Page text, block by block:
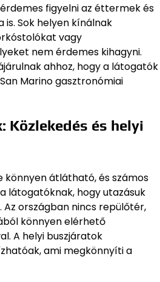
figyelni az éttermek és
is. Sok helyen kínálnak
vagy
nem érdemes kihagyni.
ahhoz, hogy a látogatók
Marino gasztronómiai
Közlekedés és helyi
könnyen átlátható, és számos
látogatóknak, hogy utazásuk
országban nincs repülőtér,
könnyen elérhető
A helyi buszjáratok
ami megkönnyíti a